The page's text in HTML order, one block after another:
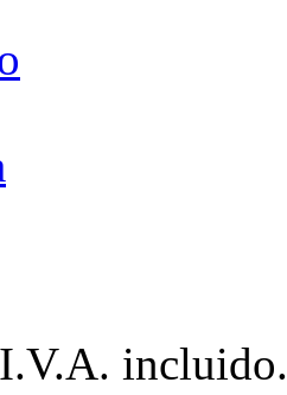
incluido.